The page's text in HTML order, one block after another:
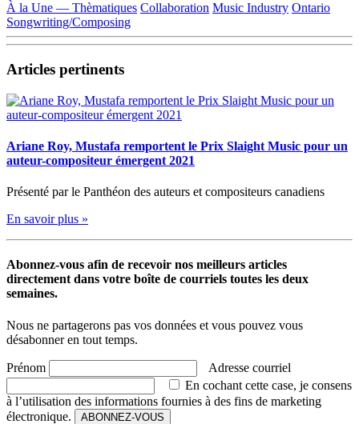
À la Une — Thèmatiques Collaboration Music Industry Ontario
Songwriting/Composing
Articles pertinents
Ariane Roy, Mustafa remportent le Prix Slaight Music pour un
auteur-compositeur émergent 2021
Présenté par le Panthéon des auteurs et compositeurs canadiens
En savoir plus »
Abonnez-vous afin de recevoir nos meilleurs articles
directement dans votre boîte de courriels toutes les deux
semaines.
Nous ne partagerons pas vos données et vous pouvez vous
désabonner en tout temps.
Prénom
Adresse courriel
En cochant cette case, je consens
à l’utilisation des informations fournies à des fins de marketing
électronique.
ABONNEZ-VOUS